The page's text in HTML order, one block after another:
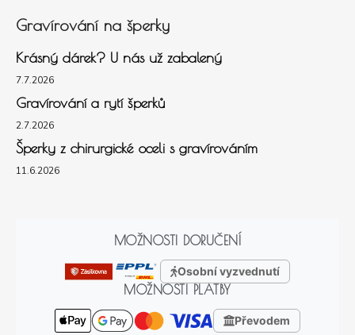
Gravírování na šperky
Krásný dárek? U nás už zabalený
7.7.2026
Gravírování a rytí šperků
2.7.2026
Šperky z chirurgické oceli s gravírováním
11.6.2026
MOŽNOSTI DORUČENÍ
Osobní vyzvednutí
MOŽNOSTI PLATBY
Převodem